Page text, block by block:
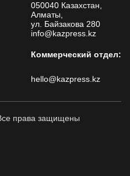
050040 Казахстан,
Алматы,
ул. Байзакова 280
info@kazpress.kz
Коммерческий отдел:
hello@kazpress.kz
права защищены